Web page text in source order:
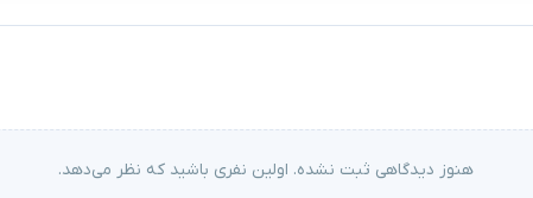
هنوز دیدگاهی ثبت نشده. اولین نفری باشید که نظر می‌دهد.